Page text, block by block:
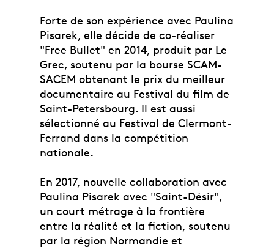
Forte de son expérience avec Paulina
Pisarek, elle décide de co-réaliser
"Free Bullet" en 2014, produit par Le
Grec, soutenu par la bourse SCAM-
SACEM obtenant le prix du meilleur
documentaire au Festival du film de
Saint-Petersbourg. Il est aussi
sélectionné au Festival de Clermont-
Ferrand dans la compétition
nationale.
En 2017, nouvelle collaboration avec
Paulina Pisarek avec "Saint-Désir",
un court métrage à la frontière
entre la réalité et la fiction, soutenu
par la région Normandie et